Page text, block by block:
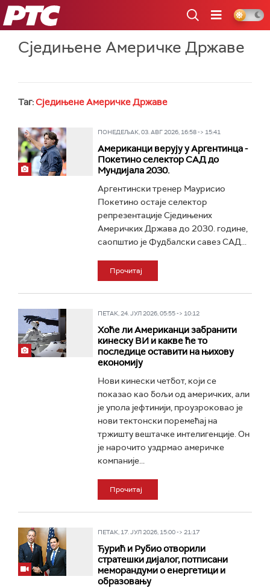
РТС
Сједињене Америчке Државе
Таг:Сједињене Америчке Државе
ПОНЕДЕЉАК, 03. АВГ 2026, 16:58 -> 15:41
Американци верују у Аргентинца -
Покетино селектор САД до
Мундијала 2030.
Аргентински тренер Маурисио
Покетино остаје селектор
репрезентације Сједињених
Америчких Држава до 2030. године,
саопштио је Фудбалски савез САД...
Прочитај
ПЕТАК, 24. ЈУЛ 2026, 05:55 -> 10:12
Хоће ли Американци забранити
кинеску ВИ и какве ће то
последице оставити на њихову
економију
Нови кинески четбот, који се
показао као бољи од америчких, али
је упола јефтинији, проузроковао је
нови тектонски поремећај на
тржишту вештачке интелигенције. Он
је нарочито уздрмао америчке
компаније...
Прочитај
ПЕТАК, 17. ЈУЛ 2026, 15:00 -> 21:17
Ђурић и Рубио отворили
стратешки дијалог, потписани
меморандуми о енергетици и
образовању